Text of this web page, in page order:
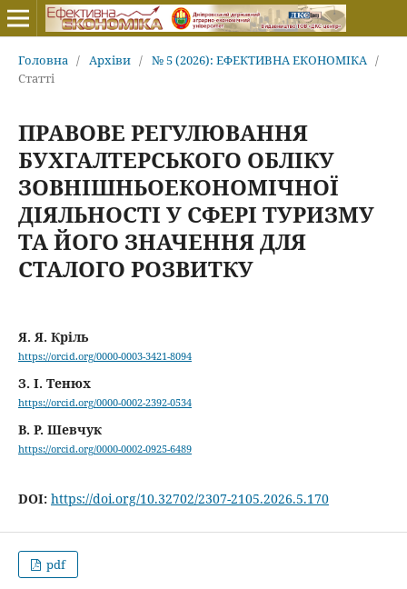
Головна / Архіви / № 5 (2026): ЕФЕКТИВНА ЕКОНОМІКА /
Статті
ПРАВОВЕ РЕГУЛЮВАННЯ
БУХГАЛТЕРСЬКОГО ОБЛІКУ
ЗОВНІШНЬОЕКОНОМІЧНОЇ
ДІЯЛЬНОСТІ У СФЕРІ ТУРИЗМУ
ТА ЙОГО ЗНАЧЕННЯ ДЛЯ
СТАЛОГО РОЗВИТКУ
Я. Я. Кріль
https://orcid.org/0000-0003-3421-8094
З. І. Тенюх
https://orcid.org/0000-0002-2392-0534
В. Р. Шевчук
https://orcid.org/0000-0002-0925-6489
DOI: https://doi.org/10.32702/2307-2105.2026.5.170
pdf